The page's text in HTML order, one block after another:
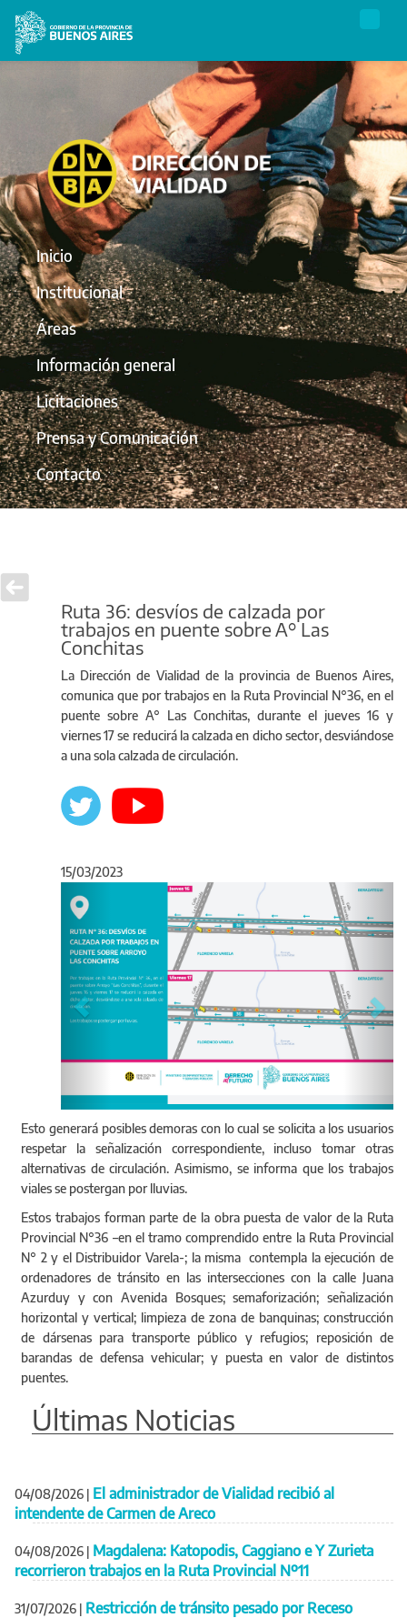
Inicio
Institucional
Áreas
Información general
Licitaciones
Prensa y Comunicación
Contacto
Ruta 36: desvíos de calzada por
trabajos en puente sobre A° Las
Conchitas
La Dirección de Vialidad de la provincia de Buenos Aires,
comunica que por trabajos en la Ruta Provincial N°36, en el
puente sobre A° Las Conchitas, durante el jueves 16 y
viernes 17 se reducirá la calzada en dicho sector, desviándose
a una sola calzada de circulación.
15/03/2023
Anterior
Esto generará posibles demoras con lo cual se solicita a los usuarios
respetar la señalización correspondiente, incluso tomar otras
alternativas de circulación. Asimismo, se informa que los trabajos
viales se postergan por lluvias.
Estos trabajos forman parte de la obra puesta de valor de la Ruta
Provincial N°36 –en el tramo comprendido entre la Ruta Provincial
N° 2 y el Distribuidor Varela-; la misma contempla la ejecución de
ordenadores de tránsito en las intersecciones con la calle Juana
Azurduy y con Avenida Bosques; semaforización; señalización
horizontal y vertical; limpieza de zona de banquinas; construcción
de dársenas para transporte público y refugios; reposición de
barandas de defensa vehicular; y puesta en valor de distintos
puentes.
Últimas Noticias
04/08/2026 | El administrador de Vialidad recibió al
intendente de Carmen de Areco
04/08/2026 | Magdalena: Katopodis, Caggiano e Y Zurieta
recorrieron trabajos en la Ruta Provincial Nº11
31/07/2026 | Restricción de tránsito pesado por Receso